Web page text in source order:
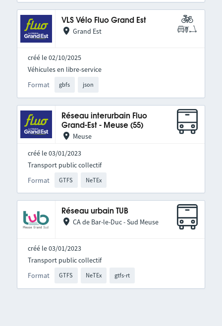
VLS Vélo Fluo Grand Est
Grand Est
créé le 02/10/2025
Format gbfs json
Véhicules en libre-service
Réseau interurbain Fluo
Grand-Est - Meuse (55)
Meuse
créé le 03/01/2023
Format GTFS NeTEx
Transport public collectif
Réseau urbain TUB
CA de Bar-le-Duc - Sud Meuse
créé le 03/01/2023
Format GTFS NeTEx gtfs-rt
Transport public collectif